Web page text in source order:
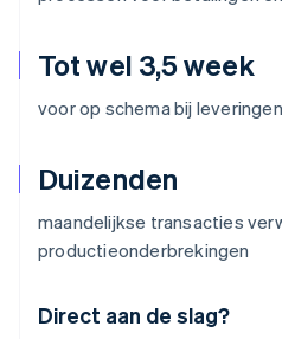
Tot wel 3,5 week
voor op schema bij leveringen
Duizenden
maandelijkse transacties
productieonderbrekingen
Direct aan de slag?
Australië
English